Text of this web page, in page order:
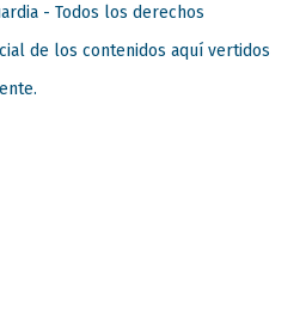
- Todos los derechos
de los contenidos aquí vertidos